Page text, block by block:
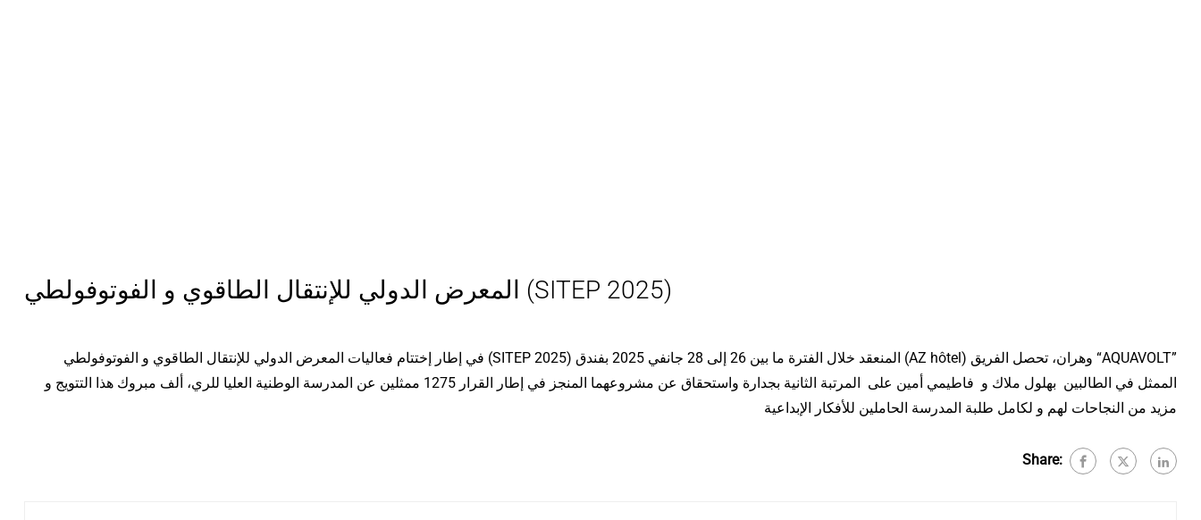
المعرض الدولي للإنتقال الطاقوي و الفوتوفولطي (SITEP 2025)
في إطار إختتام فعاليات المعرض الدولي للإنتقال الطاقوي و الفوتوفولطي (SITEP 2025) المنعقد خلال الفترة ما بين 26 إلى 28 جانفي 2025 بفندق (AZ hôtel) وهران، تحصل الفريق “AQUAVOLT”
الممثل في الطالبين بهلول ملاك و فاطيمي أمين على المرتبة الثانية
بجدارة واستحقاق عن مشروعهما المنجز في إطار القرار 1275 ممثلين عن المدرسة الوطنية العليا للري، ألف مبروك هذا التتويج و
مزيد من النجاحات لهم و لكامل طلبة المدرسة الحاملين للأفكار الإبداعية
Share: